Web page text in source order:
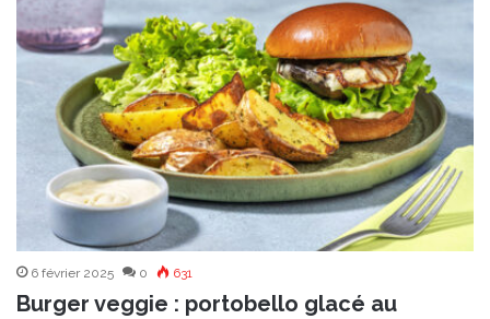
6 février 2025 0 631
Burger veggie : portobello glacé au